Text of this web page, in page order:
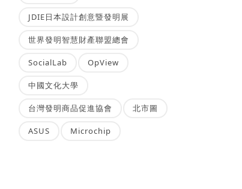
JDIE日本設計創意暨發明展
世界發明智慧財產聯盟總會
SocialLab OpView
中國文化大學
台灣發明商品促進協會 北市圖
ASUS Microchip